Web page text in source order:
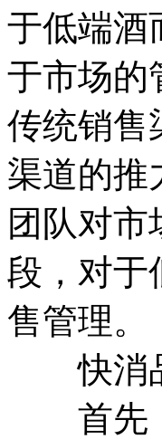
于低端酒
于市场的
传统销售
渠道的推
团队对
段，对于
售管理。
快消品
首先，